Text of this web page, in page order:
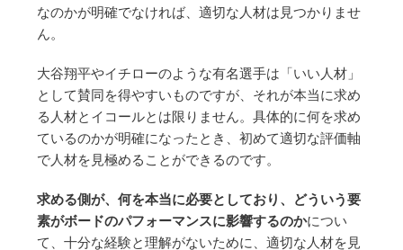
なのかが明確でなければ、適切な人材は見つかりませ
ん。
大谷翔平やイチローのような有名選手は「いい人材」
として賛同を得やすいものですが、それが本当に求め
る人材とイコールとは限りません。具体的に何を求め
ているのかが明確になったとき、初めて適切な評価軸
で人材を見極めることができるのです。
求める側が、何を本当に必要としており、どういう要
素がボードのパフォーマンスに影響するのかについ
て、十分な経験と理解がないために、適切な人材を見